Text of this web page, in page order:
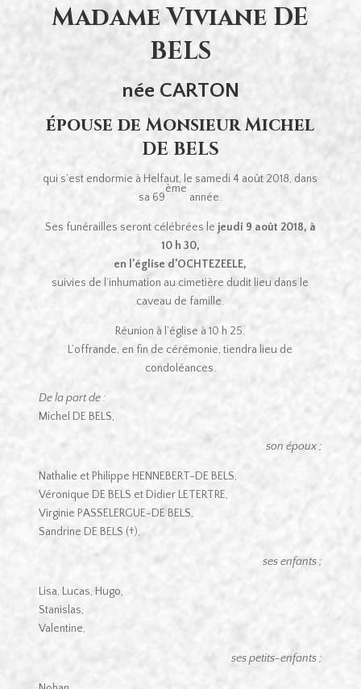
Madame Viviane DE
BELS
née CARTON
épouse de Monsieur Michel
DE BELS
qui s’est endormie à Helfaut, le samedi 4 août 2018, dans
sa 69
ème
année.
Ses funérailles seront célébrées le jeudi 9 août 2018, à
10 h 30,
en l’église d’OCHTEZEELE,
suivies de l’inhumation au cimetière dudit lieu dans le
caveau de famille.
Réunion à l’église à 10 h 25.
L’offrande, en fin de cérémonie, tiendra lieu de
condoléances.
De la part de :
Michel DE BELS,
son époux ;
Nathalie et Philippe HENNEBERT-DE BELS,
Véronique DE BELS et Didier LETERTRE,
Virginie PASSELERGUE-DE BELS,
Sandrine DE BELS (†),
ses enfants ;
Lisa, Lucas, Hugo,
Stanislas,
Valentine,
ses petits-enfants ;